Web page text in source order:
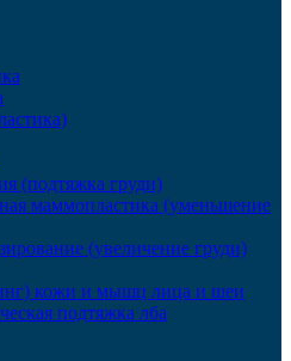
(подтяжка груди)
маммопластика (уменьшение
(увеличение груди)
кожи и мышц лица и шеи
подтяжка лба